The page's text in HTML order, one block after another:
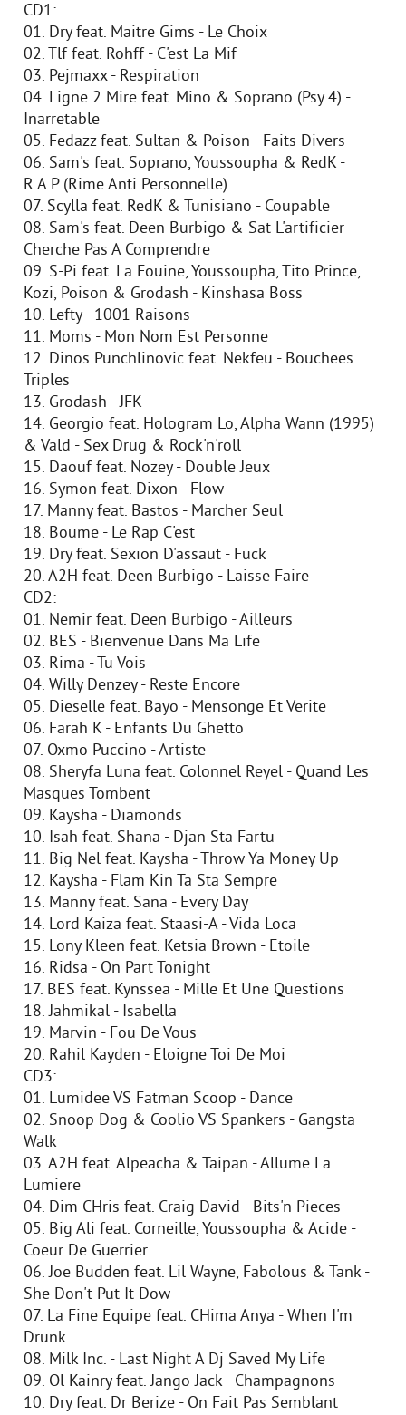
CD1:
01. Dry feat. Maitre Gims - Le Choix
02. Tlf feat. Rohff - C'est La Mif
03. Pejmaxx - Respiration
04. Ligne 2 Mire feat. Mino & Soprano (Psy 4) -
Inarretable
05. Fedazz feat. Sultan & Poison - Faits Divers
06. Sam's feat. Soprano, Youssoupha & RedK -
R.A.P (Rime Anti Personnelle)
07. Scylla feat. RedK & Tunisiano - Coupable
08. Sam's feat. Deen Burbigo & Sat L'artificier -
Cherche Pas A Comprendre
09. S-Pi feat. La Fouine, Youssoupha, Tito Prince,
Kozi, Poison & Grodash - Kinshasa Boss
10. Lefty - 1001 Raisons
11. Moms - Mon Nom Est Personne
12. Dinos Punchlinovic feat. Nekfeu - Bouchees
Triples
13. Grodash - JFK
14. Georgio feat. Hologram Lo, Alpha Wann (1995)
& Vald - Sex Drug & Rock'n'roll
15. Daouf feat. Nozey - Double Jeux
16. Symon feat. Dixon - Flow
17. Manny feat. Bastos - Marcher Seul
18. Boume - Le Rap C'est
19. Dry feat. Sexion D'assaut - Fuck
20. A2H feat. Deen Burbigo - Laisse Faire
CD2:
01. Nemir feat. Deen Burbigo - Ailleurs
02. BES - Bienvenue Dans Ma Life
03. Rima - Tu Vois
04. Willy Denzey - Reste Encore
05. Dieselle feat. Bayo - Mensonge Et Verite
06. Farah K - Enfants Du Ghetto
07. Oxmo Puccino - Artiste
08. Sheryfa Luna feat. Colonnel Reyel - Quand Les
Masques Tombent
09. Kaysha - Diamonds
10. Isah feat. Shana - Djan Sta Fartu
11. Big Nel feat. Kaysha - Throw Ya Money Up
12. Kaysha - Flam Kin Ta Sta Sempre
13. Manny feat. Sana - Every Day
14. Lord Kaiza feat. Staasi-A - Vida Loca
15. Lony Kleen feat. Ketsia Brown - Etoile
16. Ridsa - On Part Tonight
17. BES feat. Kynssea - Mille Et Une Questions
18. Jahmikal - Isabella
19. Marvin - Fou De Vous
20. Rahil Kayden - Eloigne Toi De Moi
CD3:
01. Lumidee VS Fatman Scoop - Dance
02. Snoop Dog & Coolio VS Spankers - Gangsta
Walk
03. A2H feat. Alpeacha & Taipan - Allume La
Lumiere
04. Dim CHris feat. Craig David - Bits'n Pieces
05. Big Ali feat. Corneille, Youssoupha & Acide -
Coeur De Guerrier
06. Joe Budden feat. Lil Wayne, Fabolous & Tank -
She Don't Put It Dow
07. La Fine Equipe feat. CHima Anya - When I'm
Drunk
08. Milk Inc. - Last Night A Dj Saved My Life
09. Ol Kainry feat. Jango Jack - Champagnons
10. Dry feat. Dr Berize - On Fait Pas Semblant